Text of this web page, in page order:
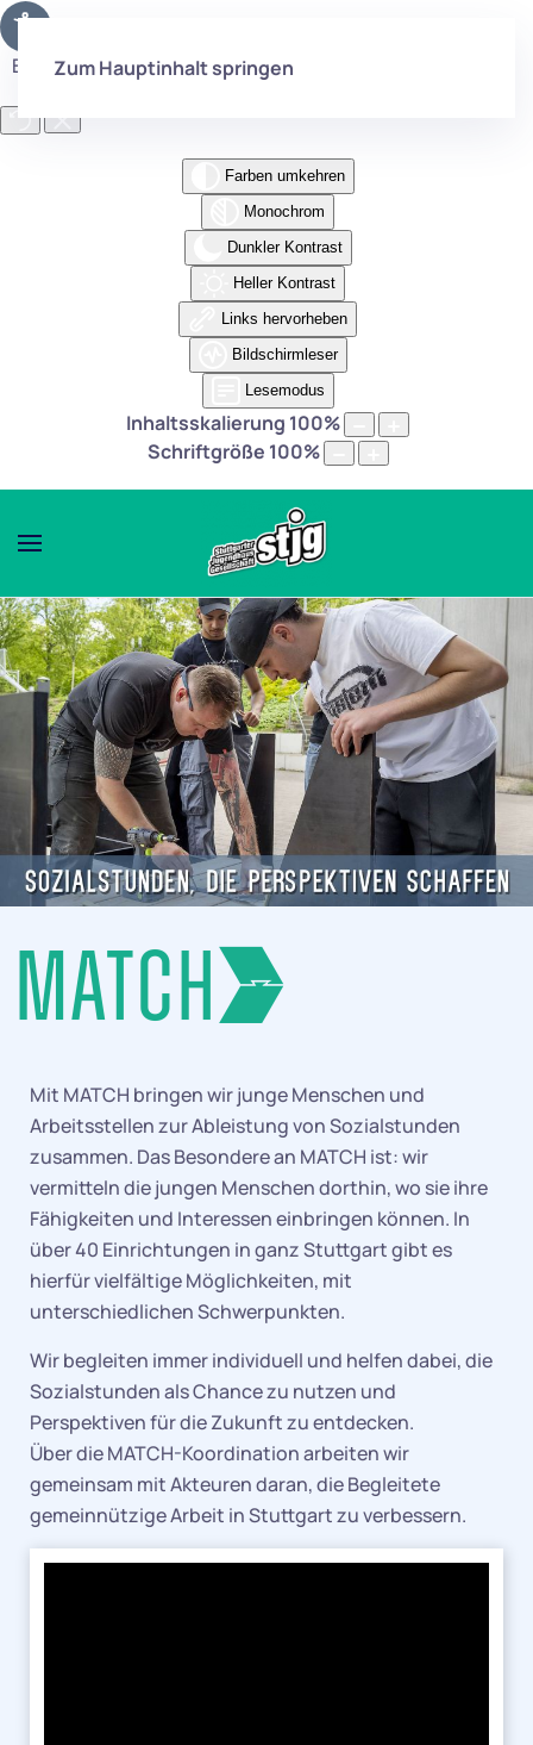
Eingabehilfen öffnen
Farben umkehren
Monochrom
Dunkler Kontrast
Heller Kontrast
Links hervorheben
Bildschirmleser
Lesemodus
Inhaltsskalierung 100%
Schriftgröße 100%
Zum Hauptinhalt springen
Willkommen bei MATCH
Mit MATCH bringen wir junge Menschen und
Arbeitsstellen zur Ableistung von Sozialstunden
zusammen. Das Besondere an MATCH ist: wir
vermitteln die jungen Menschen dorthin, wo sie ihre
Fähigkeiten und Interessen einbringen können. In
über 40 Einrichtungen in ganz Stuttgart gibt es
hierfür vielfältige Möglichkeiten, mit
unterschiedlichen Schwerpunkten.
Wir begleiten immer individuell und helfen dabei, die
Sozialstunden als Chance zu nutzen und
Perspektiven für die Zukunft zu entdecken.
Über die MATCH-Koordination arbeiten wir
gemeinsam mit Akteuren daran, die Begleitete
gemeinnützige Arbeit in Stuttgart zu verbessern.